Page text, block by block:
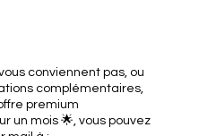
conviennent pas, ou
complémentaires,
premium
un mois 🌟, vous pouvez